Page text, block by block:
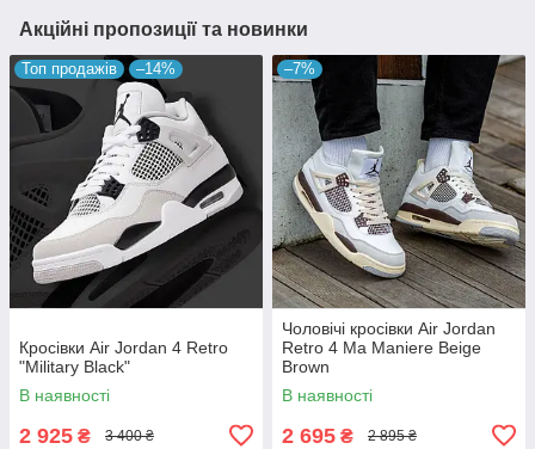
Акційні пропозиції та новинки
Топ продажів –14%
Кросівки Air Jordan 4 Retro
"Military Black"
В наявності
2 925 ₴ 3 400 ₴
–7%
Чоловічі кросівки Air Jordan
Retro 4 Ma Maniere Beige
Brown
В наявності
2 695 ₴ 2 895 ₴